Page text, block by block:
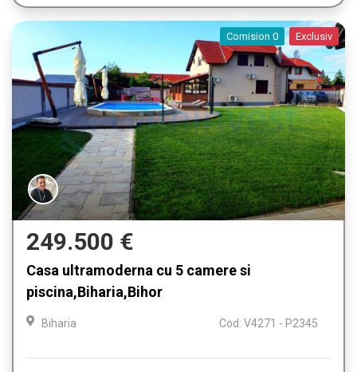
Comision 0 Exclusiv
249.500 €
Casa ultramoderna cu 5 camere si
piscina,Biharia,Bihor
Biharia Cod: V4271 - P2345